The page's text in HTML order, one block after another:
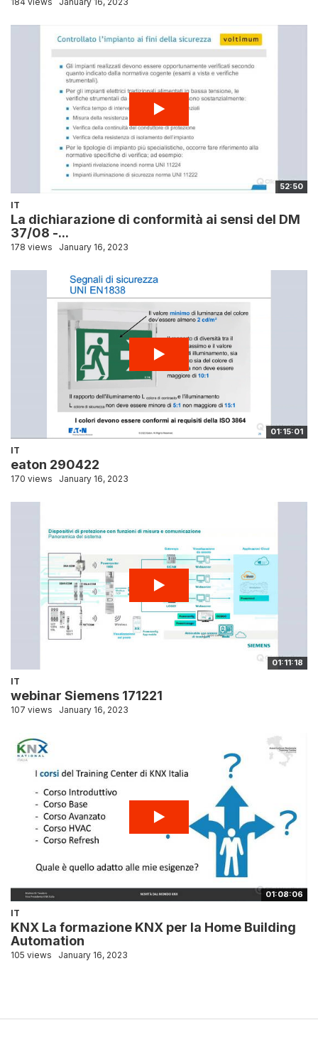
52:50
IT
La dichiarazione di conformità ai sensi del DM
37/08 -...
178 views January 16, 2023
01:15:01
IT
eaton 290422
170 views January 16, 2023
01:11:18
IT
webinar Siemens 171221
107 views January 16, 2023
01:08:06
IT
KNX La formazione KNX per la Home Building
Automation
105 views January 16, 2023